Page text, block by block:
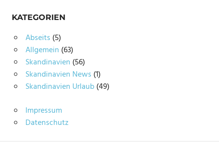
KATEGORIEN
Abseits (5)
Allgemein (63)
Skandinavien (56)
Skandinavien News (1)
Skandinavien Urlaub(49)
Impressum
Datenschutz